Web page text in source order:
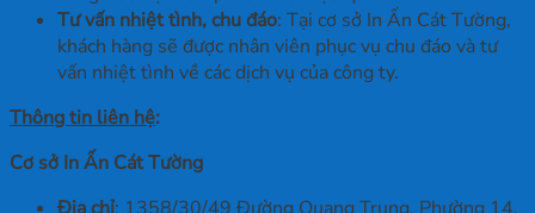
Tư vấn nhiệt tình, chu đáo: Tại cơ sở In Ấn Cát Tường,
khách hàng sẽ được nhân viên phục vụ chu đáo và tư
vấn nhiệt tình về các dịch vụ của công ty.
Thông tin liên hệ:
Cơ sở In Ấn Cát Tường